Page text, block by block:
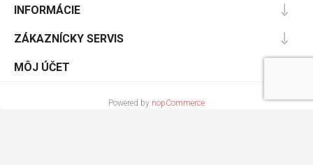
INFORMÁCIE
ZÁKAZNÍCKY SERVIS
MÔJ ÚČET
Powered by nopCommerce